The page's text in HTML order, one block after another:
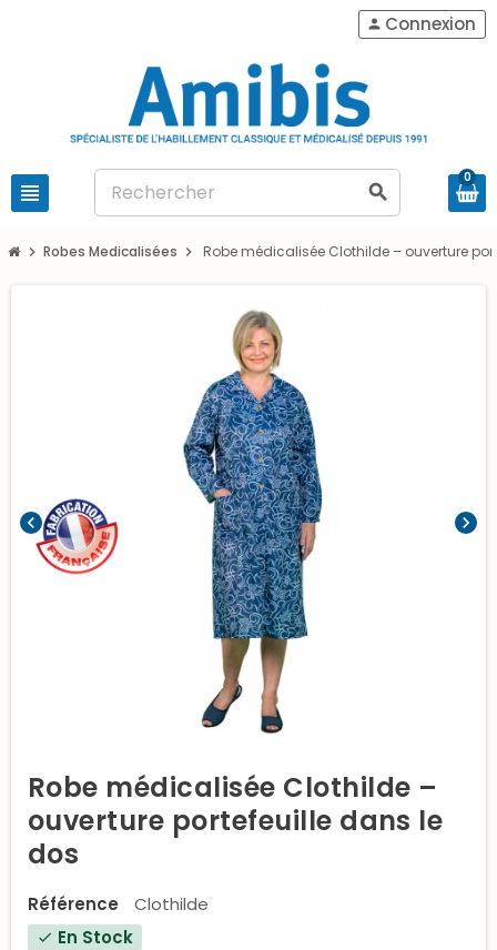
view_headline search
person Connexion
0
chevron_right Robes Medicalisées chevron_right Robe médicalisée Clothilde – ouverture
chevron_left chevron_right
Robe médicalisée Clothilde –
ouverture portefeuille dans le
dos
Référence Clothilde
check En Stock